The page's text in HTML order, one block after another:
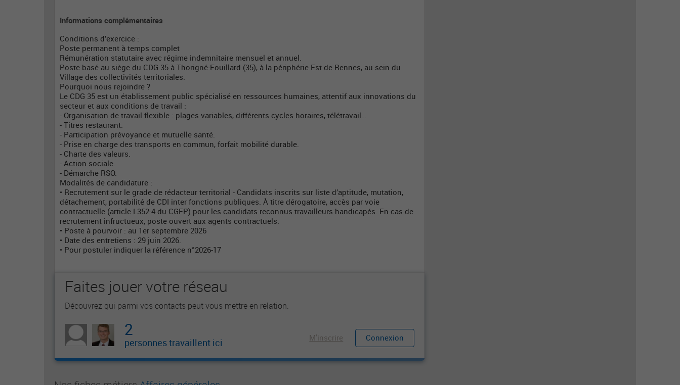
Informations complémentaires
Conditions d’exercice :
Poste permanent à temps complet
Rémunération statutaire avec régime indemnitaire mensuel et annuel.
Poste basé au siège du CDG 35 à Thorigné-Fouillard (35), à la périphérie Est de Rennes, au sein du
Village des collectivités territoriales.
Pourquoi nous rejoindre ?
Le CDG 35 est un établissement public spécialisé en ressources humaines, attentif aux innovations du
secteur et aux conditions de travail :
- Organisation de travail flexible : plages variables, différents cycles horaires, télétravail…
- Titres restaurant.
- Participation prévoyance et mutuelle santé.
- Prise en charge des transports en commun, forfait mobilité durable.
- Charte des valeurs.
- Action sociale.
- Démarche RSO.
Modalités de candidature :
• Recrutement sur le grade de rédacteur territorial - Candidats inscrits sur liste d’aptitude, mutation,
détachement, portabilité de CDI inter fonctions publiques. À titre dérogatoire, accès par voie
contractuelle (article L352-4 du CGFP) pour les candidats reconnus travailleurs handicapés. En cas de
recrutement infructueux, poste ouvert aux agents contractuels.
• Poste à pourvoir : au 1er septembre 2026
• Date des entretiens : 29 juin 2026.
• Pour postuler indiquer la référence n°2026-17
Faites jouer votre réseau
Découvrez qui parmi vos contacts peut vous mettre en relation.
2
personnes travaillent ici M'inscrire Connexion